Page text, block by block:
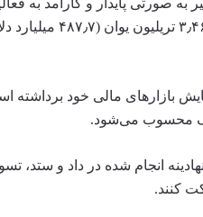
ارزش اوراق قرضه
بازارهای مالی خود
محسوب می‌شود.
انجام شده در داد و ستد،
کنند.